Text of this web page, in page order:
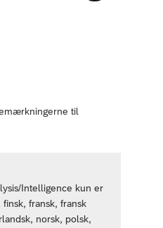
til
Intelligence kun er
fransk, fransk
norsk, polsk,